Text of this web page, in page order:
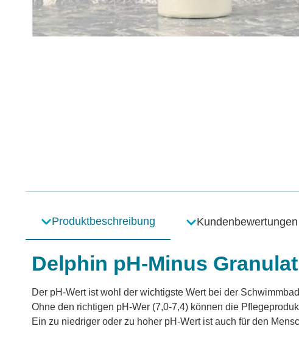
Produktbeschreibung Kundenbewertungen
Delphin pH-Minus
Der pH-Wert ist wohl der wichtigste Wert bei der
Ohne den richtigen pH-Wer (7,0-7,4) können die
Ein zu niedriger oder zu hoher pH-Wert ist auch für den